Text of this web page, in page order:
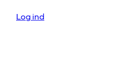
Log ind